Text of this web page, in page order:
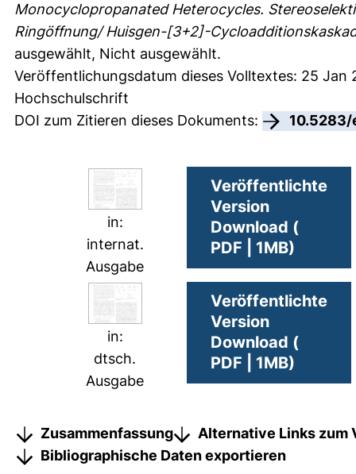
Monocyclopropanated Heterocycles.
Ringöffnung/ Huisgen-[3+2]-
ausgewählt, Nicht ausgewählt.
Veröffentlichungsdatum dieses Volltextes: 25 Jan
Hochschulschrift
DOI zum Zitieren dieses Dokuments:
in:
internat.
Ausgabe
Veröffentlichte
Version
Download (
PDF | 1MB)
in:
dtsch.
Ausgabe
Veröffentlichte
Version
Download (
PDF | 1MB)
Zusammenfassung
Alternative Links zum
Bibliographische Daten exportieren